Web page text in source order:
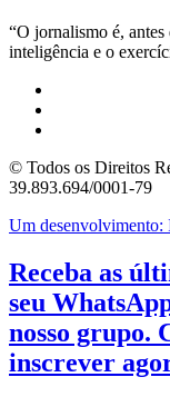
“O jornalismo é,
inteligência e o
© Todos os Direitos
39.893.694/0001-79
Um
Receba as
seu
nosso grupo.
inscrever